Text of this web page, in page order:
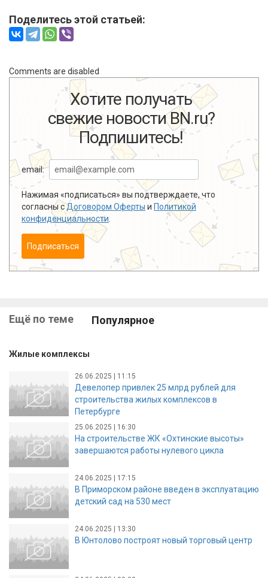
Поделитесь этой статьей:
Comments are disabled
Хотите получать
свежие новости BN.ru?
Подпишитесь!
email:
Нажимая «подписаться» вы подтверждаете, что
согласны сДоговором Оферты и Политикой
конфиденциальности
Подписаться
Ещё по теме Популярное
Жилые комплексы
26.06.2025 | 11:15
Девелопер привлек 25 млрд рублей для
строительства жилых комплексов в
Петербурге
25.06.2025 | 16:30
На строительстве ЖК «Охтинские высоты»
завершаются работы нулевого цикла
24.06.2025 | 17:15
В Приморском районе введен в эксплуатацию
детский сад на 530 мест
24.06.2025 | 13:30
В Юнтолово построят новый торговый центр